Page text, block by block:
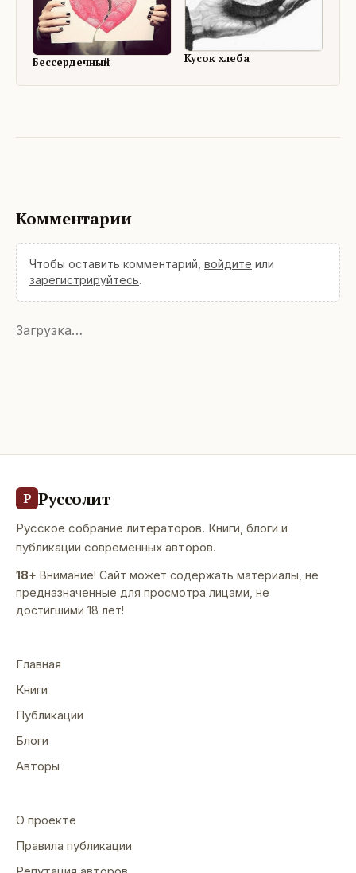
Бессердечный Кусок хлеба
Комментарии
Чтобы оставить комментарий, войдите или
зарегистрируйтесь.
Загрузка…
Р Руссолит
Русское собрание литераторов. Книги, блоги и
публикации современных авторов.
18+ Внимание! Сайт может содержать материалы, не
предназначенные для просмотра лицами, не
достигшими 18 лет!
Главная
Книги
Публикации
Блоги
Авторы
О проекте
Правила публикации